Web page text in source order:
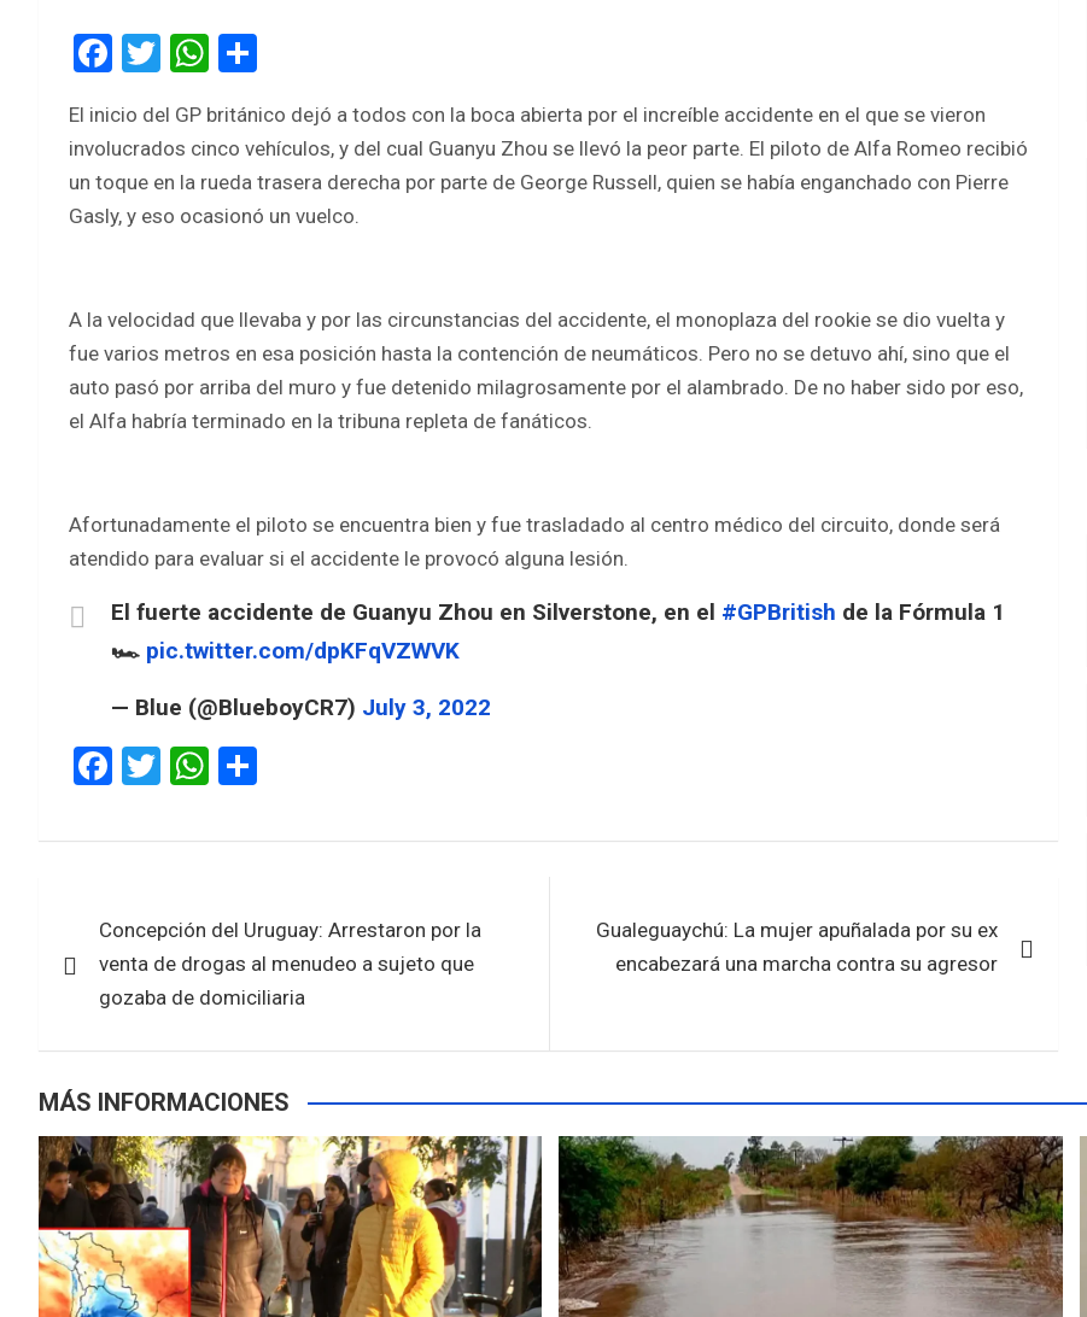
F
ce
b
o
T
tt
er
W
at
s
A
ar
e
El inicio del GP británico dejó a todos con la boca abierta por el increíble accidente en el que se vieron
involucrados cinco vehículos, y del cual Guanyu Zhou se llevó la peor parte. El piloto de Alfa Romeo recibió
un toque en la rueda trasera derecha por parte de George Russell, quien se había enganchado con Pierre
Gasly, y eso ocasionó un vuelco.
A la velocidad que llevaba y por las circunstancias del accidente, el monoplaza del rookie se dio vuelta y
fue varios metros en esa posición hasta la contención de neumáticos. Pero no se detuvo ahí, sino que el
auto pasó por arriba del muro y fue detenido milagrosamente por el alambrado. De no haber sido por eso,
el Alfa habría terminado en la tribuna repleta de fanáticos.
Afortunadamente el piloto se encuentra bien y fue trasladado al centro médico del circuito, donde será
atendido para evaluar si el accidente le provocó alguna lesión.
El fuerte accidente de Guanyu Zhou en Silverstone, en el #GPBritish de la Fórmula 1
🏎 pic.twitter.com/dpKFqVZWVK
— Blue (@BlueboyCR7) July 3, 2022
F
ce
o
o
k
T
tt
W
at
A
p
p
ar
de
entradas
Concepción del Uruguay: Arrestaron por la
venta de drogas al menudeo a sujeto que
gozaba de domiciliaria
Gualeguaychú: La mujer apuñalada por su ex
encabezará una marcha contra su agresor
MÁS INFORMACIONES